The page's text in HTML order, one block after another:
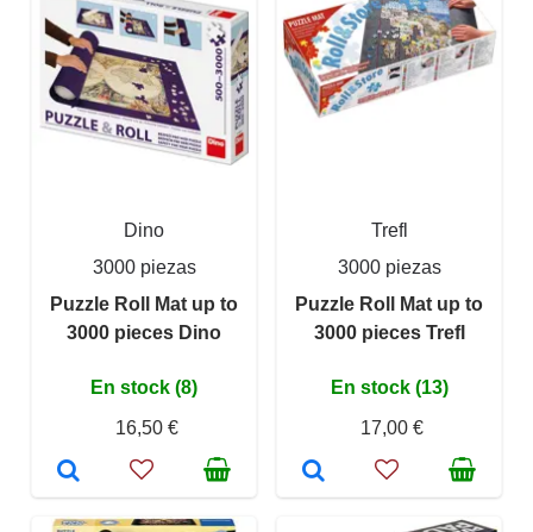
Dino
3000 piezas
Puzzle Roll Mat up to
3000 pieces Dino
En stock (8)
16,50 €
Trefl
3000 piezas
Puzzle Roll Mat up to
3000 pieces Trefl
En stock (13)
17,00 €